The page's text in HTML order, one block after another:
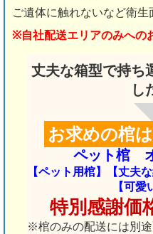
ご遺体に触れないなど衛生
※自社配送エリアのみへの
丈夫な箱型で持ち
し
お求めの棺
ペット棺
【ペット用棺】【丈夫
【可愛
特別感謝価
※棺のみの配送には別